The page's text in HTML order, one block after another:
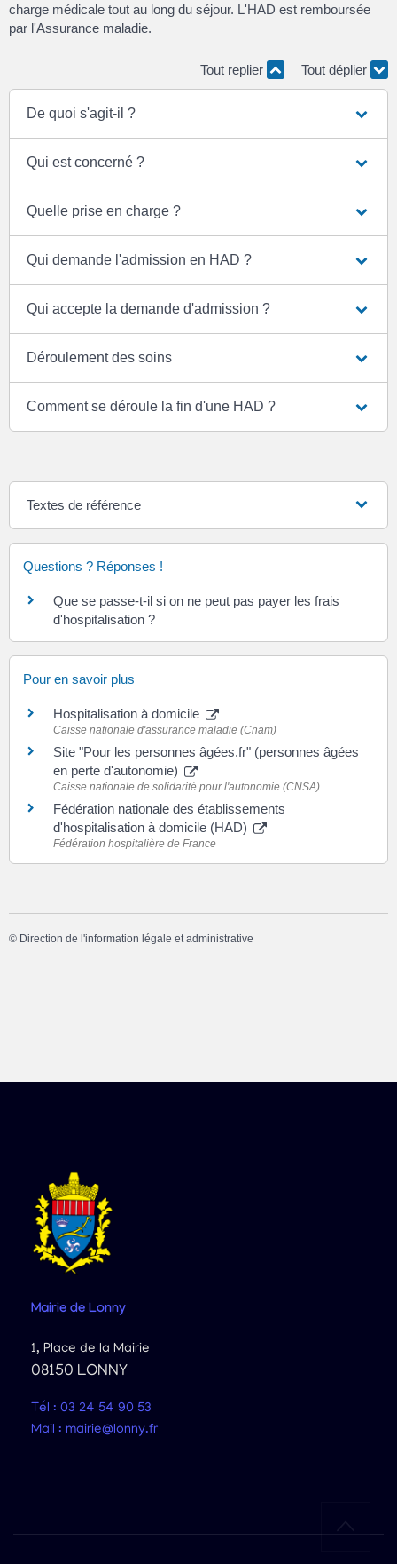
charge médicale tout au long du séjour. L'HAD est remboursée
par l'Assurance maladie.
Tout replier Tout déplier
De quoi s'agit-il ?
Qui est concerné ?
Quelle prise en charge ?
Qui demande l'admission en HAD ?
Qui accepte la demande d'admission ?
Déroulement des soins
Comment se déroule la fin d'une HAD ?
Textes de référence
Questions ? Réponses !
Que se passe-t-il si on ne peut pas payer les frais
d'hospitalisation ?
Pour en savoir plus
Hospitalisation à domicile
Caisse nationale d'assurance maladie (Cnam)
Site "Pour les personnes âgées.fr" (personnes âgées
en perte d'autonomie)
Caisse nationale de solidarité pour l'autonomie (CNSA)
Fédération nationale des établissements
d'hospitalisation à domicile (HAD)
Fédération hospitalière de France
© Direction de l'information légale et administrative
Mairie de Lonny
1, Place de la Mairie
08150 LONNY
Tél : 03 24 54 90 53
Mail : mairie@lonny.fr